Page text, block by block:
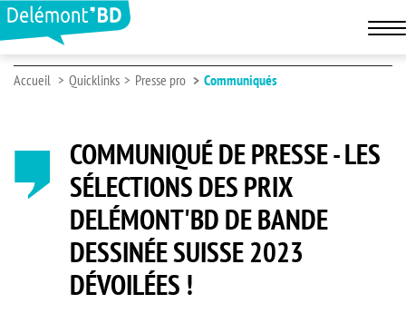
Accueil Quicklinks Presse pro Communiqués
COMMUNIQUÉ DE PRESSE - LES
SÉLECTIONS DES PRIX
DELÉMONT'BD DE BANDE
DESSINÉE SUISSE 2023
DÉVOILÉES !